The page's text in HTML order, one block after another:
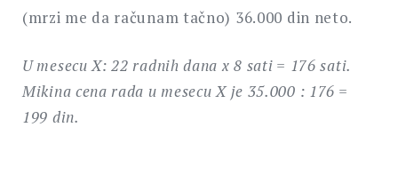
(mrzi me da računam tačno) 36.000 din neto.
U mesecu X: 22 radnih dana x 8 sati = 176 sati.
Mikina cena rada u mesecu X je 35.000 : 176 =
199 din.